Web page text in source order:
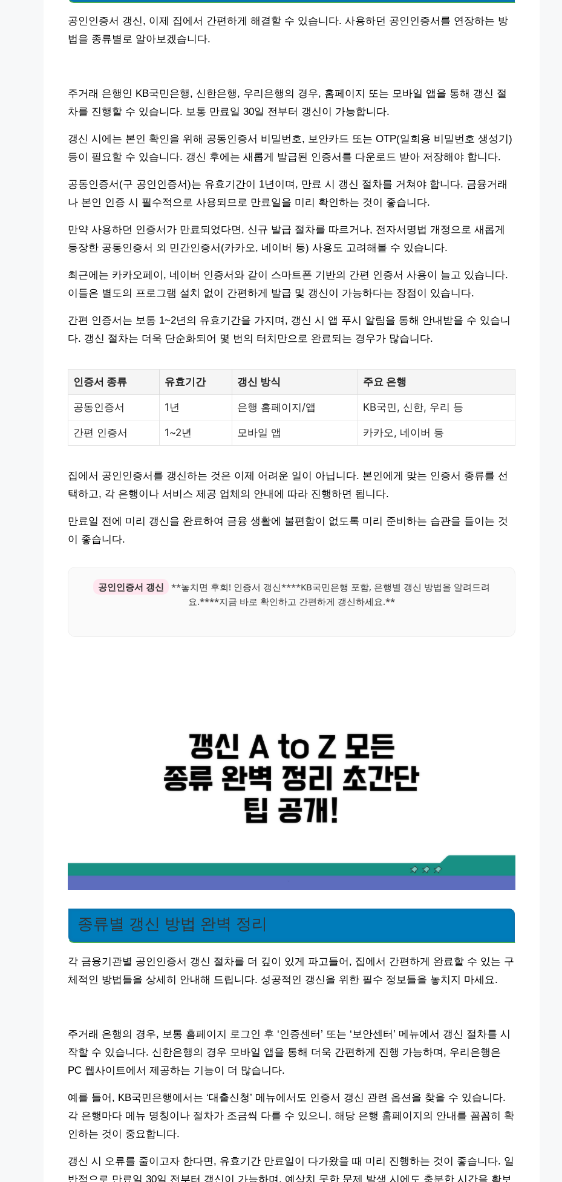
공인인증서 갱신, 이제 집에서 간편하게 해결할 수 있습니다. 사용하던 공인인증서를 연장하는 방
법을 종류별로 알아보겠습니다.
주거래 은행인 KB국민은행, 신한은행, 우리은행의 경우, 홈페이지 또는 모바일 앱을 통해 갱신 절
차를 진행할 수 있습니다. 보통 만료일 30일 전부터 갱신이 가능합니다.
갱신 시에는 본인 확인을 위해 공동인증서 비밀번호, 보안카드 또는 OTP(일회용 비밀번호 생성기)
등이 필요할 수 있습니다. 갱신 후에는 새롭게 발급된 인증서를 다운로드 받아 저장해야 합니다.
공동인증서(구 공인인증서)는 유효기간이 1년이며, 만료 시 갱신 절차를 거쳐야 합니다. 금융거래
나 본인 인증 시 필수적으로 사용되므로 만료일을 미리 확인하는 것이 좋습니다.
만약 사용하던 인증서가 만료되었다면, 신규 발급 절차를 따르거나, 전자서명법 개정으로 새롭게
등장한 공동인증서 외 민간인증서(카카오, 네이버 등) 사용도 고려해볼 수 있습니다.
최근에는 카카오페이, 네이버 인증서와 같이 스마트폰 기반의 간편 인증서 사용이 늘고 있습니다.
이들은 별도의 프로그램 설치 없이 간편하게 발급 및 갱신이 가능하다는 장점이 있습니다.
간편 인증서는 보통 1~2년의 유효기간을 가지며, 갱신 시 앱 푸시 알림을 통해 안내받을 수 있습니
다. 갱신 절차는 더욱 단순화되어 몇 번의 터치만으로 완료되는 경우가 많습니다.
인증서 종류 유효기간 갱신 방식 주요 은행
공동인증서 1년 은행 홈페이지/앱 KB국민, 신한, 우리 등
간편 인증서 1~2년 모바일 앱 카카오, 네이버 등
집에서 공인인증서를 갱신하는 것은 이제 어려운 일이 아닙니다. 본인에게 맞는 인증서 종류를 선
택하고, 각 은행이나 서비스 제공 업체의 안내에 따라 진행하면 됩니다.
만료일 전에 미리 갱신을 완료하여 금융 생활에 불편함이 없도록 미리 준비하는 습관을 들이는 것
이 좋습니다.
공인인증서 갱신
**놓치면 후회! 인증서 갱신****KB국민은행 포함, 은행별 갱신 방법을 알려드려
요.****지금 바로 확인하고 간편하게 갱신하세요.**
종류별 갱신 방법 완벽 정리
각 금융기관별 공인인증서 갱신 절차를 더 깊이 있게 파고들어, 집에서 간편하게 완료할 수 있는 구
체적인 방법들을 상세히 안내해 드립니다. 성공적인 갱신을 위한 필수 정보들을 놓치지 마세요.
주거래 은행의 경우, 보통 홈페이지 로그인 후 ‘인증센터’ 또는 ‘보안센터’ 메뉴에서 갱신 절차를 시
작할 수 있습니다. 신한은행의 경우 모바일 앱을 통해 더욱 간편하게 진행 가능하며, 우리은행은
PC 웹사이트에서 제공하는 기능이 더 많습니다.
예를 들어, KB국민은행에서는 ‘대출신청’ 메뉴에서도 인증서 갱신 관련 옵션을 찾을 수 있습니다.
각 은행마다 메뉴 명칭이나 절차가 조금씩 다를 수 있으니, 해당 은행 홈페이지의 안내를 꼼꼼히 확
인하는 것이 중요합니다.
갱신 시 오류를 줄이고자 한다면, 유효기간 만료일이 다가왔을 때 미리 진행하는 것이 좋습니다. 일
반적으로 만료일 30일 전부터 갱신이 가능하며, 예상치 못한 문제 발생 시에도 충분한 시간을 확보